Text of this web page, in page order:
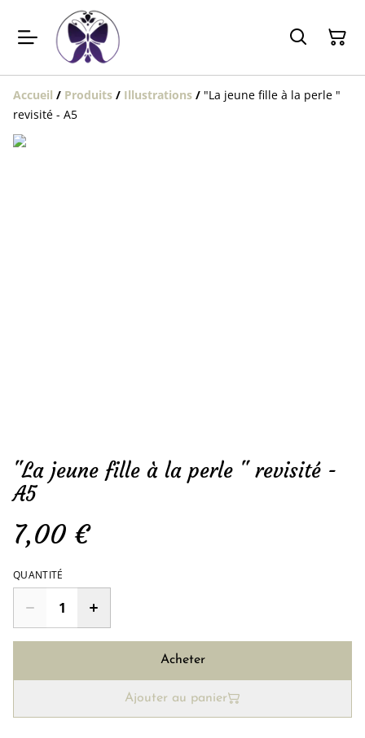
Accueil / Produits / Illustrations / "La jeune fille à la perle "
revisité - A5
"La jeune fille à la perle " revisité -
A5
7,00 €
QUANTITÉ
Acheter
Ajouter au panier